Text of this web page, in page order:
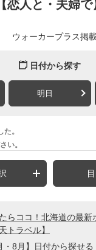
【恋人と・夫婦で
ウォーカープラス掲
日付から探す
明日
。
い。
らココ！北海道の最新
トラベル】
・8月】日付から探せ